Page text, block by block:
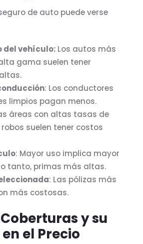
de auto puede verse
del vehículo:Los autos más
gama suelen tener
: Los conductores
limpios pagan menos.
áreas con altas tasas de
suelen tener costos
: Mayor uso implica mayor
tanto, primas más altas.
: Las pólizas más
más costosas.
y su
el Precio